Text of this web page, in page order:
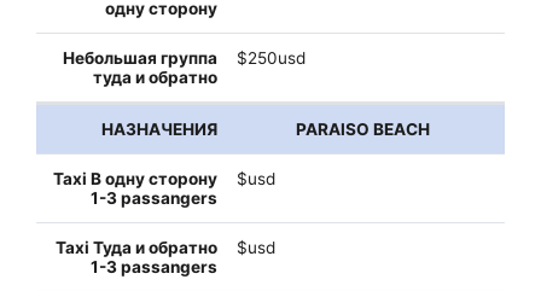
$250usd
PARAISO BEACH
$usd
$usd